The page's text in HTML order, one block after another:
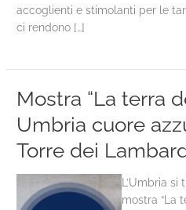
accoglienti e stimolanti per le
ci rendono […]
Mostra “La terra
Umbria cuore
Torre dei
L’Umbria si
mostra “La